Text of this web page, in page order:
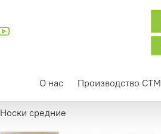
О нас Производство СТМ
Носки средние